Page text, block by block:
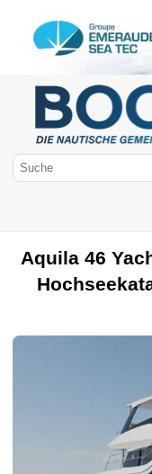
Boote.com
Aquila 46